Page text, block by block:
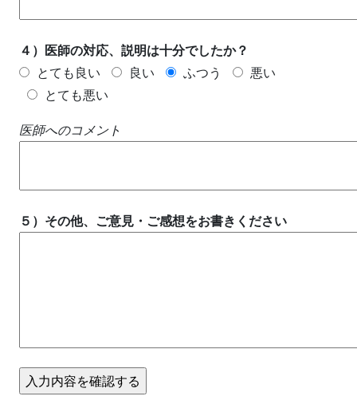
４）医師の対応、説明は十分でしたか？
とても良い
良い ふつう
悪い
とても悪い
医師へのコメント
５）その他、ご意見・ご感想をお書きください